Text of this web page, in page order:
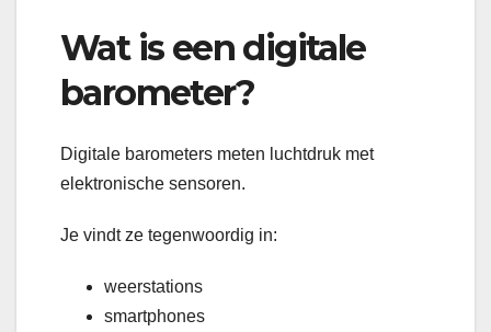
Wat is een digitale
barometer?
Digitale barometers meten luchtdruk met
elektronische sensoren.
Je vindt ze tegenwoordig in:
weerstations
smartphones